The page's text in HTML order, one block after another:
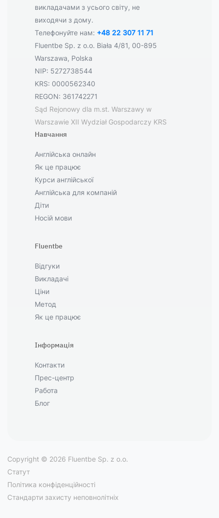
викладачами з усього світу, не
виходячи з дому.
Телефонуйте нам: +48 22 307 11 71
Fluentbe Sp. z o.o. Biała 4/81, 00-895
Warszawa, Polska
NIP: 5272738544
KRS: 0000562340
REGON: 361742271
Sąd Rejonowy dla m.st. Warszawy w
Warszawie XII Wydział Gospodarczy KRS
Навчання
Англійська онлайн
Як це працює
Курси англійської
Англійська для компаній
Діти
Носій мови
Fluentbe
Відгуки
Викладачі
Ціни
Метод
Як це працює
Інформація
Контакти
Прес-центр
Работа
Блог
Copyright © 2026 Fluentbe Sp. z o.o.
Статут
Політика конфіденційності
Стандарти захисту неповнолітніх